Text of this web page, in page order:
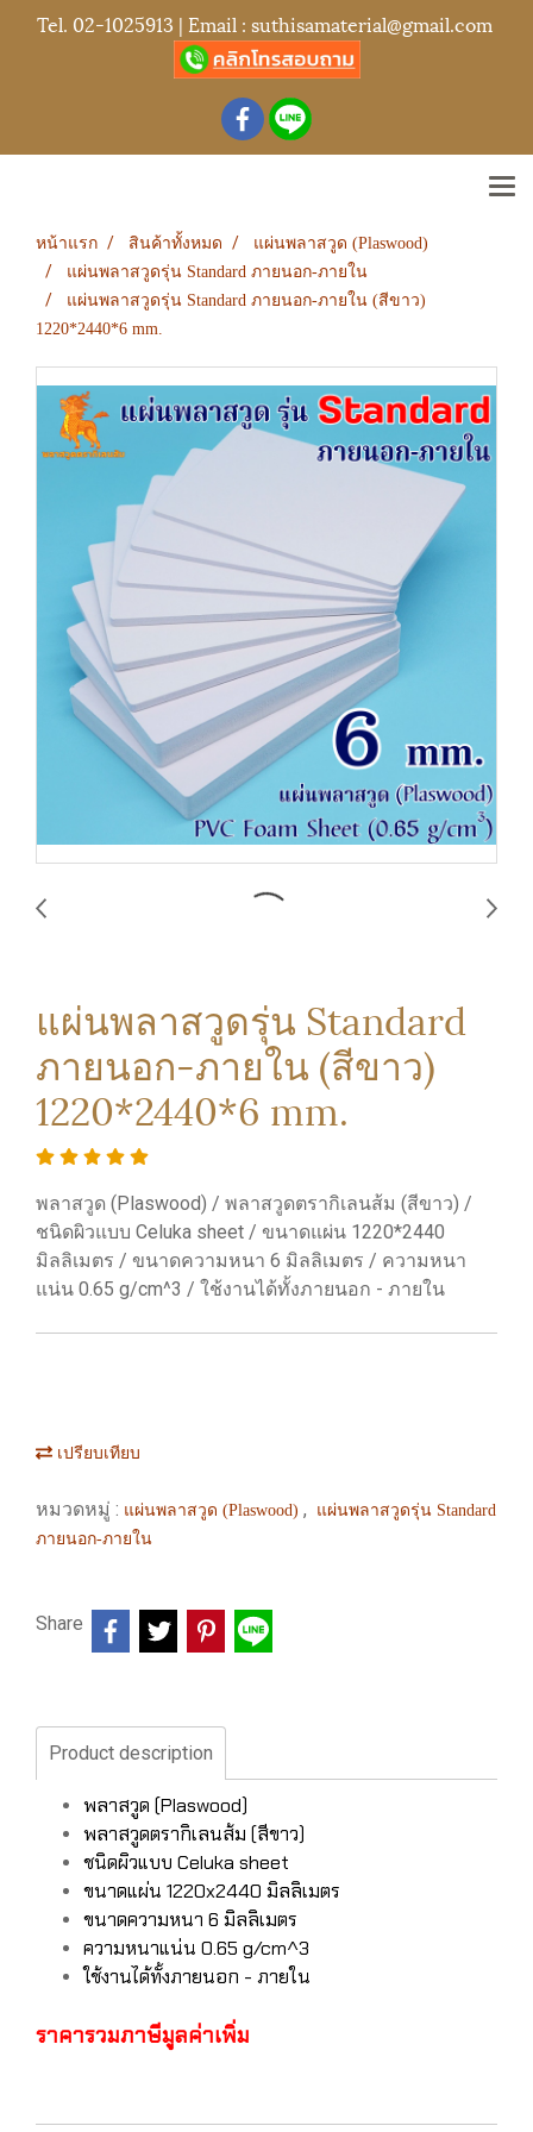
Tel. 02-1025913 | Email : suthisamaterial@gmail.com
หน้าแรก สินค้าทั้งหมด
แผ่นพลาสวูด (Plaswood)
แผ่นพลาสวูดรุ่น Standard ภายนอก-ภายใน
แผ่นพลาสวูดรุ่น Standard ภายนอก-ภายใน (สีขาว)
1220*2440*6 mm.
แผ่นพลาสวูดรุ่น Standard
ภายนอก-ภายใน (สีขาว)
1220*2440*6 mm.
พลาสวูด (Plaswood) / พลาสวูดตรากิเลนส้ม (สีขาว) /
ชนิดผิวแบบ Celuka sheet / ขนาดแผ่น 1220*2440
มิลลิเมตร / ขนาดความหนา 6 มิลลิเมตร / ความหนา
แน่น 0.65 g/cm^3 / ใช้งานได้ทั้งภายนอก - ภายใน
เปรียบเทียบ
หมวดหมู่ : แผ่นพลาสวูด (Plaswood) ,
แผ่นพลาสวูดรุ่น Standard
ภายนอก-ภายใน
Share
Product description
พลาสวูด (Plaswood)
พลาสวูดตรากิเลนส้ม (สีขาว)
ชนิดผิวแบบ Celuka sheet
ขนาดแผ่น 1220x2440 มิลลิเมตร
ขนาดความหนา 6 มิลลิเมตร
ความหนาแน่น 0.65 g/cm^3
ใช้งานได้ทั้งภายนอก - ภายใน
ราคารวมภาษีมูลค่าเพิ่ม